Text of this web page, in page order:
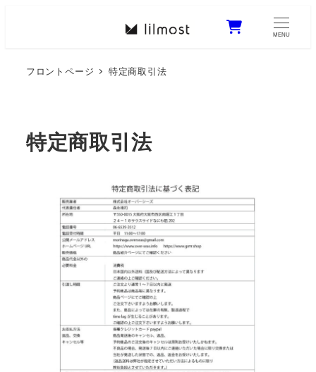
MENU
フロントページ 特定商取引法
特定商取引法